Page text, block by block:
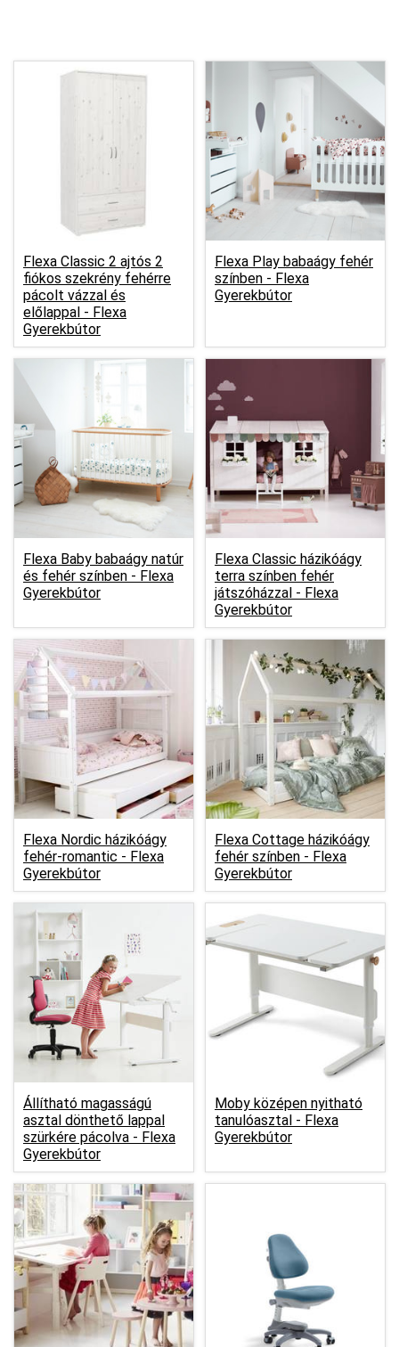
Flexa Classic 2 ajtós 2
fiókos szekrény fehérre
pácolt vázzal és
előlappal - Flexa
Gyerekbútor
Flexa Play babaágy fehér
színben - Flexa
Gyerekbútor
Flexa Baby babaágy natúr
és fehér színben - Flexa
Gyerekbútor
Flexa Classic házikóágy
terra színben fehér
játszóházzal - Flexa
Gyerekbútor
Flexa Nordic házikóágy
fehér-romantic - Flexa
Gyerekbútor
Flexa Cottage házikóágy
fehér színben - Flexa
Gyerekbútor
Állítható magasságú
asztal dönthető lappal
szürkére pácolva - Flexa
Gyerekbútor
Moby középen nyitható
tanulóasztal - Flexa
Gyerekbútor